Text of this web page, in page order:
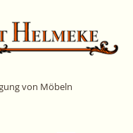
von Möbeln